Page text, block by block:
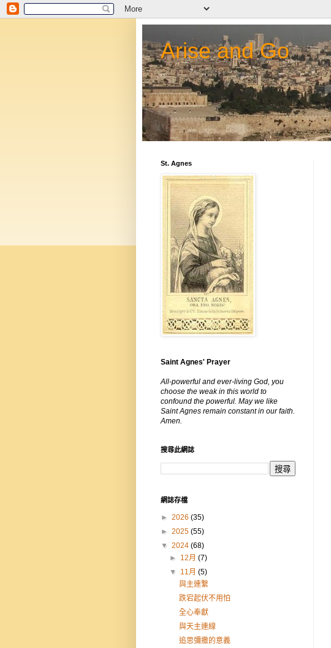
Arise and Go
St. Agnes
Saint Agnes' Prayer
All-powerful and ever-living God, you
choose the weak in this world to
confound the powerful. May we like
Saint Agnes remain constant in our faith.
Amen.
搜尋此網誌
網誌存檔
► 2026 (35)
► 2025 (55)
▼ 2024 (68)
► 12月(7)
▼ 11月(5)
與主連繫
跌宕起伏不用怕
全心奉獻
與天主連線
追思彌撒的意義